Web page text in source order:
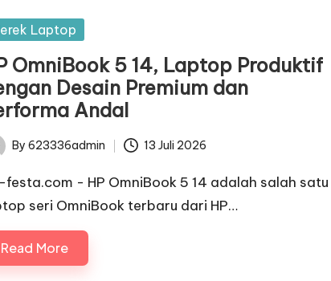
Laptop
OmniBook 5 14, Laptop Produktif
Desain Premium dan
Andal
By 623336admin 13 Juli 2026
- HP OmniBook 5 14 adalah salah satu
seri OmniBook terbaru dari HP…
Read More